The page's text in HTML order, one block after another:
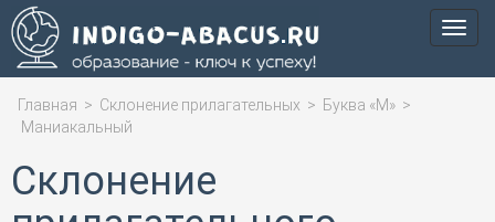
Меню
Главная > Склонение прилагательных > Буква «М» >
Маниакальный
Склонение